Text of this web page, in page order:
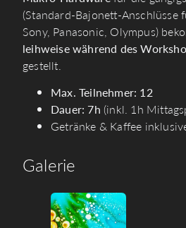
(Standard-Bajonett-Anschlüsse
Sony, Panasonic, Olympus)
leihweise während des
gestellt.
Max. Teilnehmer: 12
Dauer: 7h (inkl. 1h
Getränke & Kaffee
Galerie